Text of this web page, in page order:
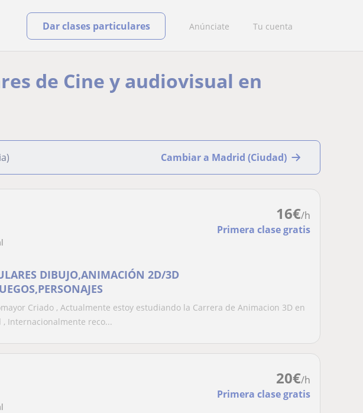
Anúnciate Tu cuenta
Dar clases particulares
de Cine y audiovisual en
Cambiar a Madrid (Ciudad)
16€/h
Primera clase gratis
DIBUJO,ANIMACIÓN 2D/3D
Criado , Actualmente estoy estudiando la Carrera de Animacion 3D en
Internacionalmente reco...
20€/h
Primera clase gratis